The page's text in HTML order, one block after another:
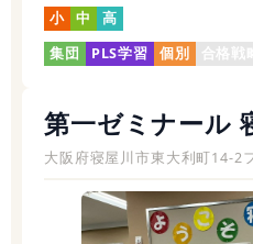
小 中
高
集団
PLS学習 個別 合格戦
第一ゼミナール
大阪府寝屋川市東大利町14-2